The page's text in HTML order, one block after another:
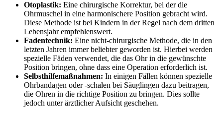
Otoplastik: Eine chirurgische Korrektur, bei der die
Ohrmuschel in eine harmonischere Position gebracht wird.
Diese Methode ist bei Kindern in der Regel nach dem dritten
Lebensjahr empfehlenswert.
Fadentechnik: Eine nicht-chirurgische Methode, die in den
letzten Jahren immer beliebter geworden ist. Hierbei werden
spezielle Fäden verwendet, die das Ohr in die gewünschte
Position bringen, ohne dass eine Operation erforderlich ist.
Selbsthilfemaßnahmen: In einigen Fällen können spezielle
Ohrbandagen oder -schalen bei Säuglingen dazu beitragen,
die Ohren in die richtige Position zu bringen. Dies sollte
jedoch unter ärztlicher Aufsicht geschehen.